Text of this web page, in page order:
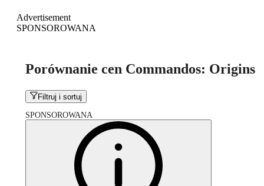
Advertisement
SPONSOROWANA
Porównanie cen Commandos: Origins
Filtruj i sortuj
SPONSOROWANA